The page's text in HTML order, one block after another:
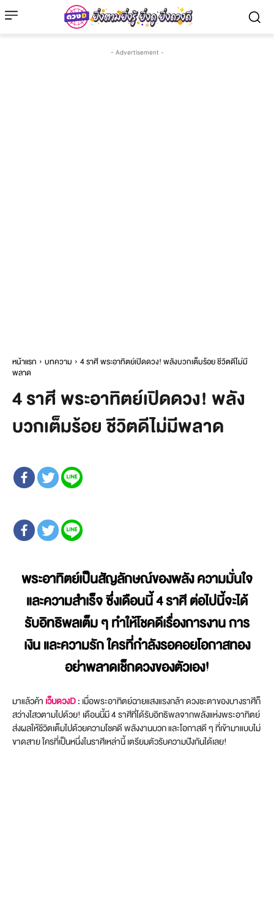
- Advertisement -
หน้าแรก บทความ
4 ราศี พระอาทิตย์เปิดดวง! พลังบวกเต็มร้อย ชีวิตดีไม่มี
พลาด
4 ราศี พระอาทิตย์เปิดดวง! พลัง
บวกเต็มร้อย ชีวิตดีไม่มีพลาด
พระอาทิตย์เป็นสัญลักษณ์ของพลัง ความมั่นใจ
และความสำเร็จ ซึ่งเดือนนี้ 4 ราศี ต่อไปนี้จะได้
รับอิทธิพลเต็ม ๆ ทำให้โชคดีเรื่องการงาน การ
เงิน และความรัก ใครที่กำลังรอคอยโอกาสทอง
อย่าพลาดเช็กดวงของตัวเอง!
มาแล้วค้า เว็บดวงD: เมื่อพระอาทิตย์ฉายแสงแรงกล้า ดวงชะตาของบางราศีก็
สว่างไสวตามไปด้วย! เดือนนี้มี 4 ราศีที่ได้รับอิทธิพลจากพลังแห่งพระอาทิตย์
ส่งผลให้ชีวิตเต็มไปด้วยความโชคดี พลังงานบวก และโอกาสดี ๆ ที่เข้ามาแบบไม่
ขาดสาย ใครที่เป็นหนึ่งในราศีเหล่านี้ เตรียมตัวรับความปังกันได้เลย!